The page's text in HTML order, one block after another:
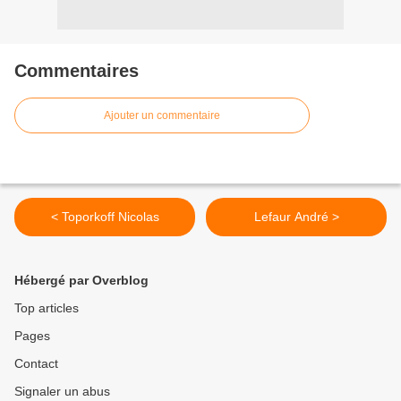
Commentaires
Ajouter un commentaire
< Toporkoff Nicolas Lefaur André >
Hébergé par Overblog
Top articles
Pages
Contact
Signaler un abus